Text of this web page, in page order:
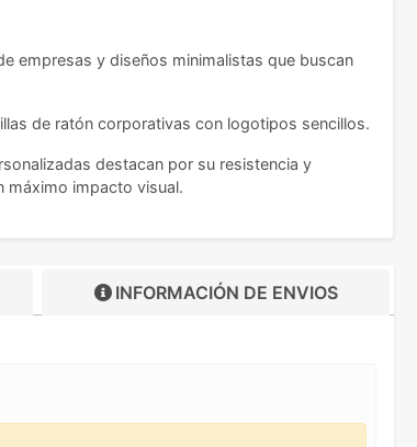
empresas y diseños minimalistas que buscan
de ratón corporativas con logotipos sencillos.
destacan por su resistencia y
máximo impacto visual.
INFORMACIÓN DE ENVIOS